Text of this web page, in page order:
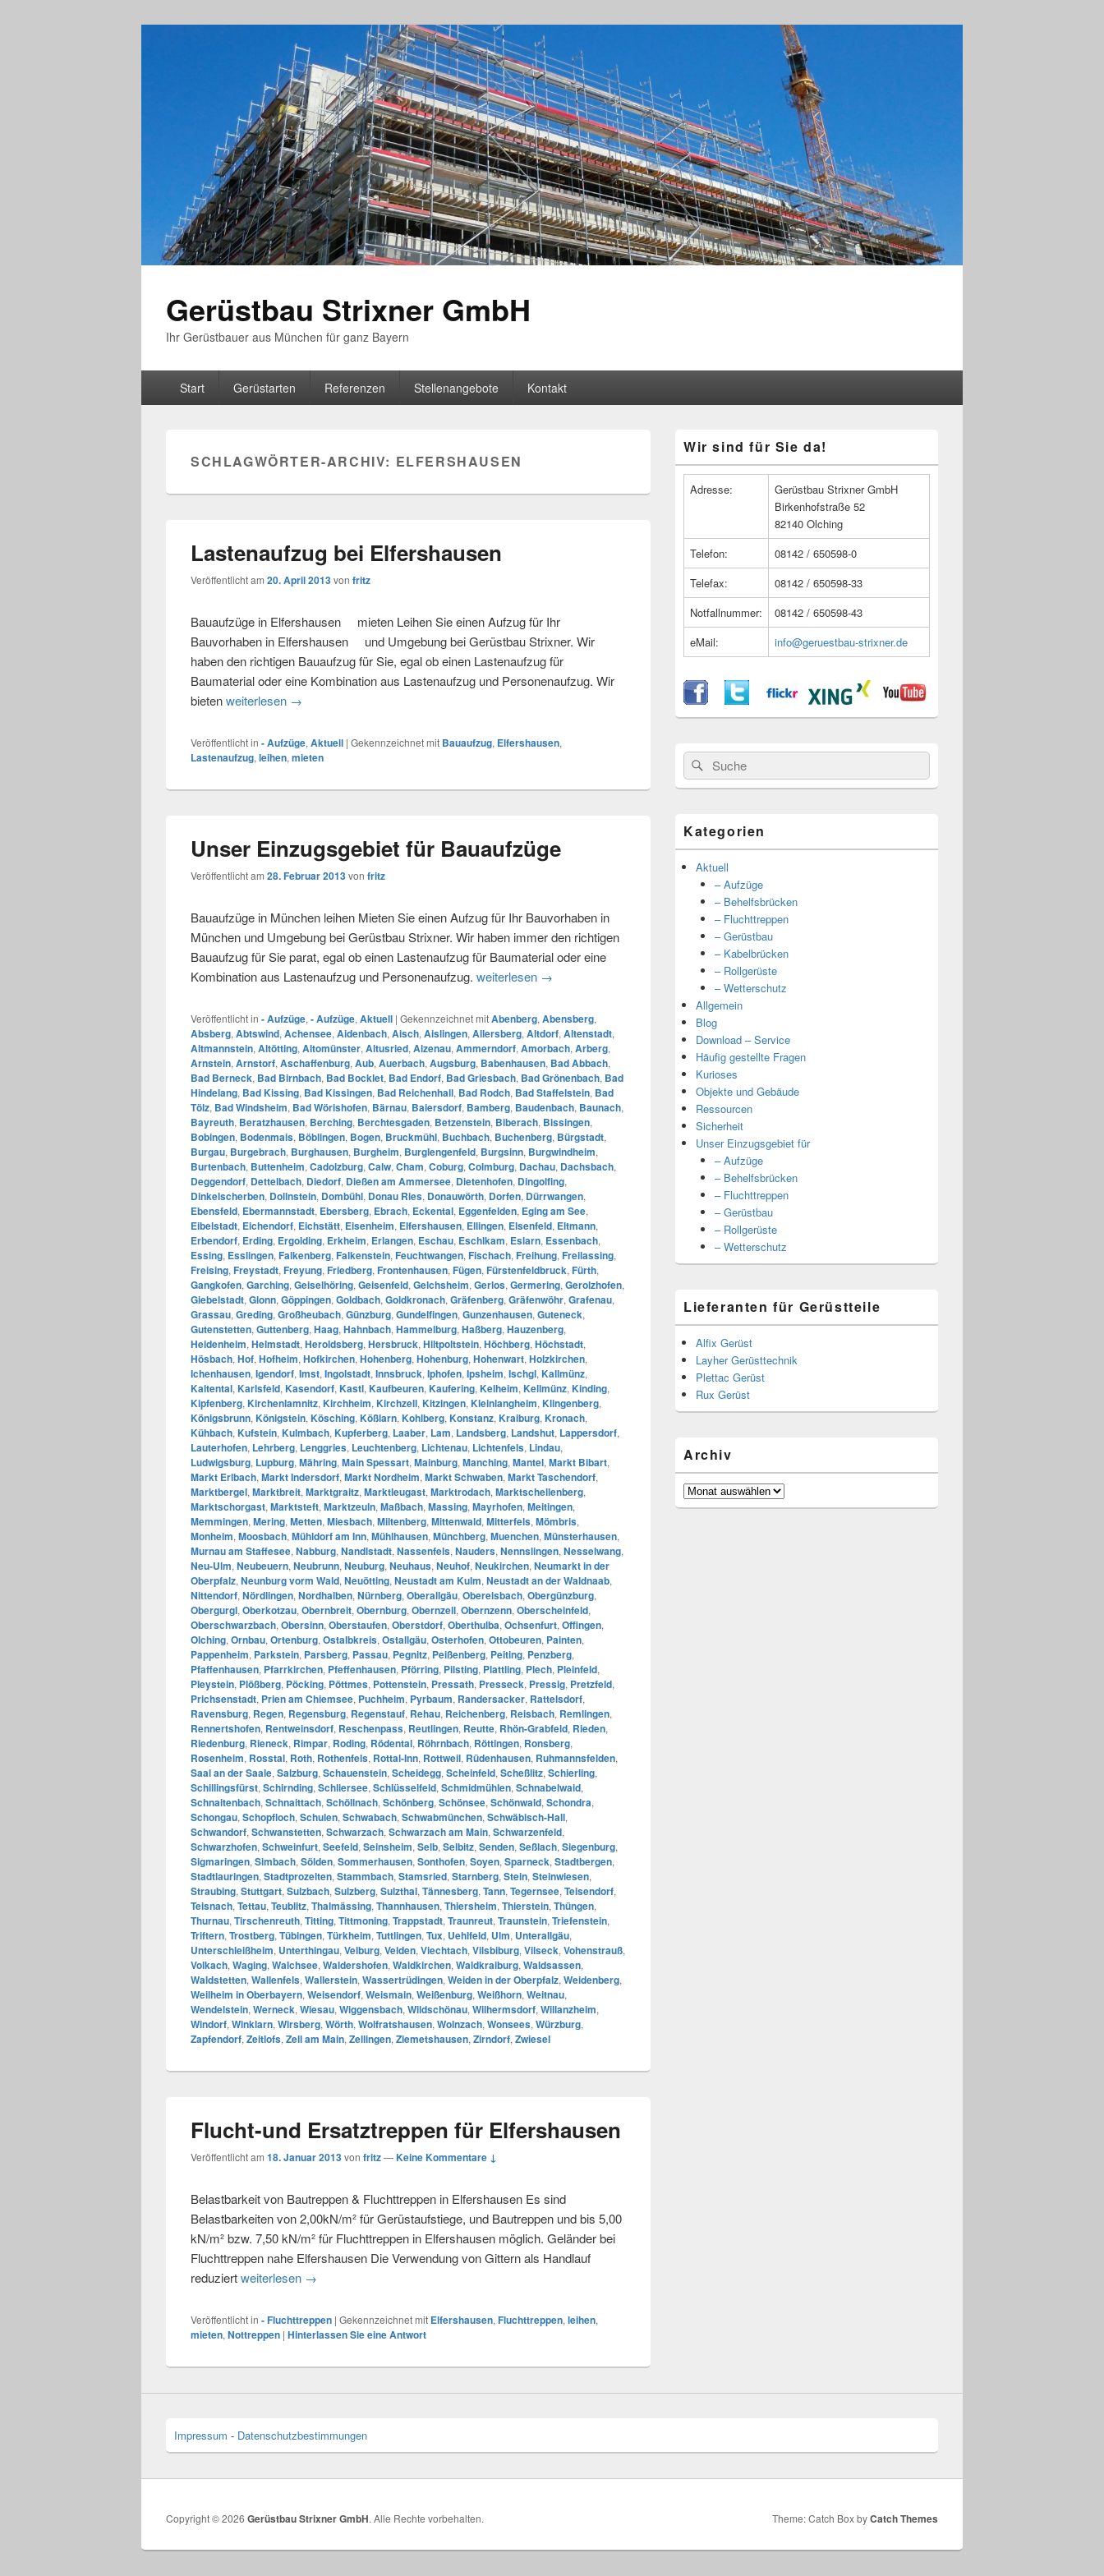
Gerüstbau Strixner GmbH
Ihr Gerüstbauer aus München für ganz Bayern
Start Gerüstarten Referenzen Stellenangebote Kontakt
SCHLAGWÖRTER-ARCHIV: ELFERSHAUSEN
Lastenaufzug bei Elfershausen
Veröffentlicht am 20. April 2013von fritz
Bauaufzüge in Elfershausen mieten Leihen Sie einen Aufzug für Ihr
Bauvorhaben in Elfershausen und Umgebung bei Gerüstbau Strixner. Wir
haben den richtigen Bauaufzug für Sie, egal ob einen Lastenaufzug für
Baumaterial oder eine Kombination aus Lastenaufzug und Personenaufzug. Wir
bietenweiterlesen Lastenaufzug bei Elfershausen
→
Veröffentlicht in - Aufzüge, Aktuell | Gekennzeichnet mit Bauaufzug, Elfershausen,
Lastenaufzug, leihen, mieten
Unser Einzugsgebiet für Bauaufzüge
Veröffentlicht am 28. Februar 2013von fritz
Bauaufzüge in München leihen Mieten Sie einen Aufzug für Ihr Bauvorhaben in
München und Umgebung bei Gerüstbau Strixner. Wir haben immer den richtigen
Bauaufzug für Sie parat, egal ob einen Lastenaufzug für Baumaterial oder eine
Kombination aus Lastenaufzug und Personenaufzug. weiterlesen Unser Einzugsgebiet für Bauaufzüge
→
Veröffentlicht in - Aufzüge, - Aufzüge, Aktuell | Gekennzeichnet mitAbenberg, Abensberg,
Absberg, Abtswind, Achensee, Aidenbach, Aisch, Aislingen, Allersberg, Altdorf, Altenstadt,
Altmannstein, Altötting, Altomünster, Altusried, Alzenau, Ammerndorf, Amorbach, Arberg,
Arnstein, Arnstorf, Aschaffenburg, Aub, Auerbach, Augsburg, Babenhausen, Bad Abbach,
Bad Berneck, Bad Birnbach, Bad Bocklet, Bad Endorf, Bad Griesbach, Bad Grönenbach, Bad
Hindelang, Bad Kissing, Bad Kissingen, Bad Reichenhall, Bad Rodch, Bad Staffelstein, Bad
Tölz, Bad Windsheim, Bad Wörishofen, Bärnau, Baiersdorf, Bamberg, Baudenbach, Baunach,
Bayreuth, Beratzhausen, Berching, Berchtesgaden, Betzenstein, Biberach, Bissingen,
Bobingen, Bodenmais, Böblingen, Bogen, Bruckmühl, Buchbach, Buchenberg, Bürgstadt,
Burgau, Burgebrach, Burghausen, Burgheim, Burglengenfeld, Burgsinn, Burgwindheim,
Burtenbach, Buttenheim, Cadolzburg, Calw, Cham, Coburg, Colmburg, Dachau, Dachsbach,
Deggendorf, Dettelbach, Diedorf, Dießen am Ammersee, Dietenhofen, Dingolfing,
Dinkelscherben, Dollnstein, Dombühl, Donau Ries, Donauwörth, Dorfen, Dürrwangen,
Ebensfeld, Ebermannstadt, Ebersberg, Ebrach, Eckental, Eggenfelden, Eging am See,
Eibelstadt, Eichendorf, Eichstätt, Eisenheim, Elfershausen, Ellingen, Elsenfeld, Eltmann,
Erbendorf, Erding, Ergolding, Erkheim, Erlangen, Eschau, Eschlkam, Eslarn, Essenbach,
Essing, Esslingen, Falkenberg, Falkenstein, Feuchtwangen, Fischach, Freihung, Freilassing,
Freising, Freystadt, Freyung, Friedberg, Frontenhausen, Fügen, Fürstenfeldbruck, Fürth,
Gangkofen, Garching, Geiselhöring, Geisenfeld, Gelchsheim, Gerlos, Germering, Gerolzhofen,
Giebelstadt, Glonn, Göppingen, Goldbach, Goldkronach, Gräfenberg, Gräfenwöhr, Grafenau,
Grassau, Greding, Großheubach, Günzburg, Gundelfingen, Gunzenhausen, Guteneck,
Gutenstetten, Guttenberg, Haag, Hahnbach, Hammelburg, Haßberg, Hauzenberg,
Heidenheim, Helmstadt, Heroldsberg, Hersbruck, Hiltpoltstein, Höchberg, Höchstadt,
Hösbach, Hof, Hofheim, Hofkirchen, Hohenberg, Hohenburg, Hohenwart, Holzkirchen,
Ichenhausen, Igendorf, Imst, Ingolstadt, Innsbruck, Iphofen, Ipsheim, Ischgl, Kallmünz,
Kaltental, Karlsfeld, Kasendorf, Kastl, Kaufbeuren, Kaufering, Kelheim, Kellmünz, Kinding,
Kipfenberg, Kirchenlamnitz, Kirchheim, Kirchzell, Kitzingen, Kleinlangheim, Klingenberg,
Königsbrunn, Königstein, Kösching, Kößlarn, Kohlberg, Konstanz, Kraiburg, Kronach,
Kühbach, Kufstein, Kulmbach, Kupferberg, Laaber, Lam, Landsberg, Landshut, Lappersdorf,
Lauterhofen, Lehrberg, Lenggries, Leuchtenberg, Lichtenau, Lichtenfels, Lindau,
Ludwigsburg, Lupburg, Mähring, Main Spessart, Mainburg, Manching, Mantel, Markt Bibart,
Markt Erlbach, Markt Indersdorf, Markt Nordheim, Markt Schwaben, Markt Taschendorf,
Marktbergel, Marktbreit, Marktgraitz, Marktleugast, Marktrodach, Marktschellenberg,
Marktschorgast, Marktsteft, Marktzeuln, Maßbach, Massing, Mayrhofen, Meitingen,
Memmingen, Mering, Metten, Miesbach, Miltenberg, Mittenwald, Mitterfels, Mömbris,
Monheim, Moosbach, Mühldorf am Inn, Mühlhausen, Münchberg, Muenchen, Münsterhausen,
Murnau am Staffesee, Nabburg, Nandlstadt, Nassenfels, Nauders, Nennslingen, Nesselwang,
Neu-Ulm, Neubeuern, Neubrunn, Neuburg, Neuhaus, Neuhof, Neukirchen, Neumarkt in der
Oberpfalz, Neunburg vorm Wald, Neuötting, Neustadt am Kulm, Neustadt an der Waldnaab,
Nittendorf, Nördlingen, Nordhalben, Nürnberg, Oberallgäu, Oberelsbach, Obergünzburg,
Obergurgl, Oberkotzau, Obernbreit, Obernburg, Obernzell, Obernzenn, Oberscheinfeld,
Oberschwarzbach, Obersinn, Oberstaufen, Oberstdorf, Oberthulba, Ochsenfurt, Offingen,
Olching, Ornbau, Ortenburg, Ostalbkreis, Ostallgäu, Osterhofen, Ottobeuren, Painten,
Pappenheim, Parkstein, Parsberg, Passau, Pegnitz, Peißenberg, Peiting, Penzberg,
Pfaffenhausen, Pfarrkirchen, Pfeffenhausen, Pförring, Pilsting, Plattling, Plech, Pleinfeld,
Pleystein, Plößberg, Pöcking, Pöttmes, Pottenstein, Pressath, Presseck, Pressig, Pretzfeld,
Prichsenstadt, Prien am Chiemsee, Puchheim, Pyrbaum, Randersacker, Rattelsdorf,
Ravensburg, Regen, Regensburg, Regenstauf, Rehau, Reichenberg, Reisbach, Remlingen,
Rennertshofen, Rentweinsdorf, Reschenpass, Reutlingen, Reutte, Rhön-Grabfeld, Rieden,
Riedenburg, Rieneck, Rimpar, Roding, Rödental, Röhrnbach, Röttingen, Ronsberg,
Rosenheim, Rosstal, Roth, Rothenfels, Rottal-Inn, Rottweil, Rüdenhausen, Ruhmannsfelden,
Saal an der Saale, Salzburg, Schauenstein, Scheidegg, Scheinfeld, Scheßlitz, Schierling,
Schillingsfürst, Schirnding, Schliersee, Schlüsselfeld, Schmidmühlen, Schnabelwaid,
Schnaitenbach, Schnaittach, Schöllnach, Schönberg, Schönsee, Schönwald, Schondra,
Schongau, Schopfloch, Schulen, Schwabach, Schwabmünchen, Schwäbisch-Hall,
Schwandorf, Schwanstetten, Schwarzach, Schwarzach am Main, Schwarzenfeld,
Schwarzhofen, Schweinfurt, Seefeld, Seinsheim, Selb, Selbitz, Senden, Seßlach, Siegenburg,
Sigmaringen, Simbach, Sölden, Sommerhausen, Sonthofen, Soyen, Sparneck, Stadtbergen,
Stadtlauringen, Stadtprozelten, Stammbach, Stamsried, Starnberg, Stein, Steinwiesen,
Straubing, Stuttgart, Sulzbach, Sulzberg, Sulzthal, Tännesberg, Tann, Tegernsee, Teisendorf,
Teisnach, Tettau, Teublitz, Thalmässing, Thannhausen, Thiersheim, Thierstein, Thüngen,
Thurnau, Tirschenreuth, Titting, Tittmoning, Trappstadt, Traunreut, Traunstein, Triefenstein,
Triftern, Trostberg, Tübingen, Türkheim, Tuttlingen, Tux, Uehlfeld, Ulm, Unterallgäu,
Unterschleißheim, Unterthingau, Velburg, Velden, Viechtach, Vilsbiburg, Vilseck, Vohenstrauß,
Volkach, Waging, Walchsee, Waldershofen, Waldkirchen, Waldkraiburg, Waldsassen,
Waldstetten, Wallenfels, Wallerstein, Wassertrüdingen, Weiden in der Oberpfalz, Weidenberg,
Weilheim in Oberbayern, Weisendorf, Weismain, Weißenburg, Weißhorn, Weitnau,
Wendelstein, Werneck, Wiesau, Wiggensbach, Wildschönau, Wilhermsdorf, Willanzheim,
Windorf, Winklarn, Wirsberg, Wörth, Wolfratshausen, Wolnzach, Wonsees, Würzburg,
Zapfendorf, Zeitlofs, Zell am Main, Zellingen, Ziemetshausen, Zirndorf, Zwiesel
Flucht-und Ersatztreppen für Elfershausen
Veröffentlicht am 18. Januar 2013von fritz—Keine Kommentare ↓
Belastbarkeit von Bautreppen & Fluchttreppen in Elfershausen Es sind
Belastbarkeiten von 2,00kN/m² für Gerüstaufstiege, und Bautreppen und bis 5,00
kN/m² bzw. 7,50 kN/m² für Fluchttreppen in Elfershausen möglich. Geländer bei
Fluchttreppen nahe Elfershausen Die Verwendung von Gittern als Handlauf
reduziertweiterlesen Flucht-und Ersatztreppen für Elfershausen
→
Veröffentlicht in - Fluchttreppen | Gekennzeichnet mit Elfershausen, Fluchttreppen, leihen,
mieten, Nottreppen | Hinterlassen Sie eine Antwort
Seitenleisten
Widget-
Wir sind für Sie da!
Adresse:
Gerüstbau Strixner GmbH
Birkenhofstraße 52
82140 Olching
Telefon:
08142 / 650598-0
Telefax:
08142 / 650598-33
Notfallnummer:
08142 / 650598-43
eMail:
info@geruestbau-strixner.de
Suche
nach:
Kategorien
Aktuell
– Aufzüge
– Behelfsbrücken
– Fluchttreppen
– Gerüstbau
– Kabelbrücken
– Rollgerüste
– Wetterschutz
Allgemein
Blog
Download – Service
Häufig gestellte Fragen
Kurioses
Objekte und Gebäude
Ressourcen
Sicherheit
Unser Einzugsgebiet für
– Aufzüge
– Behelfsbrücken
– Fluchttreppen
– Gerüstbau
– Rollgerüste
– Wetterschutz
Lieferanten für Gerüstteile
Alfix Gerüst
Layher Gerüsttechnik
Plettac Gerüst
Rux Gerüst
Archiv
Archiv
Impressum - Datenschutzbestimmungen
Copyright © 2026 Gerüstbau Strixner GmbH. Alle Rechte vorbehalten. Theme: Catch Box byCatch Themes